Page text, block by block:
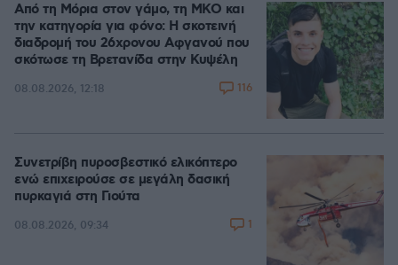
Από τη Μόρια στον γάμο, τη ΜΚΟ και
την κατηγορία για φόνο: Η σκοτεινή
διαδρομή του 26χρονου Αφγανού που
σκότωσε τη Βρετανίδα στην Κυψέλη
08.08.2026, 12:18 116
Συνετρίβη πυροσβεστικό ελικόπτερο
ενώ επιχειρούσε σε μεγάλη δασική
πυρκαγιά στη Γιούτα
08.08.2026, 09:34 1